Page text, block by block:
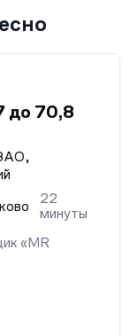
до 70,8
22
минуты
«MR